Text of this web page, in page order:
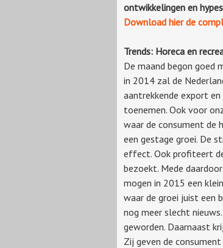
ontwikkelingen en
Download hier de
Trends: Horeca en
De maand begon goed
in 2014 zal de
aantrekkende export
toenemen. Ook voor
waar de consument de
een gestage groei. De
effect. Ook profiteert
bezoekt. Mede
mogen in 2015 een
waar de groei juist een
nog meer slecht
geworden. Daarnaast
Zij geven de